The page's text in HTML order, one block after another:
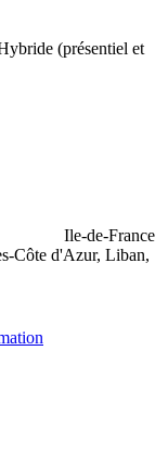
(présentiel et
Ile-de-France
Côte d'Azur, Liban,